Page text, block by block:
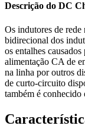
Descrição do DC
Os indutores de
bidirecional dos
os entalhes
alimentação CA de
na linha por outros
de curto-circuito
também é conhecido